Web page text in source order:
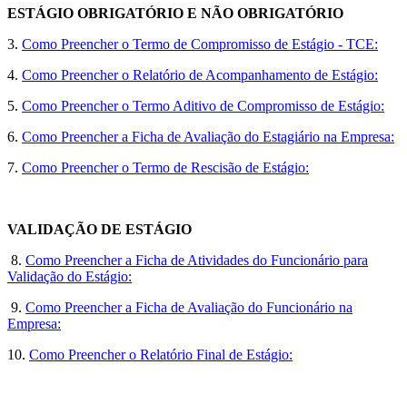
ESTÁGIO OBRIGATÓRIO E NÃO OBRIGATÓRIO
3. Como Preencher o Termo de Compromisso de Estágio - TCE:
4. Como Preencher o Relatório de Acompanhamento de Estágio:
5. Como Preencher o Termo Aditivo de Compromisso de Estágio:
6. Como Preencher a Ficha de Avaliação do Estagiário na Empresa:
7. Como Preencher o Termo de Rescisão de Estágio:
VALIDAÇÃO DE ESTÁGIO
8. Como Preencher a Ficha de Atividades do Funcionário para
Validação do Estágio:
9. Como Preencher a Ficha de Avaliação do Funcionário na
Empresa:
10. Como Preencher o Relatório Final de Estágio: